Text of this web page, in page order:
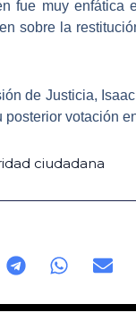
fue muy
sobre la
de Justicia,
posterior votación
ciudadana